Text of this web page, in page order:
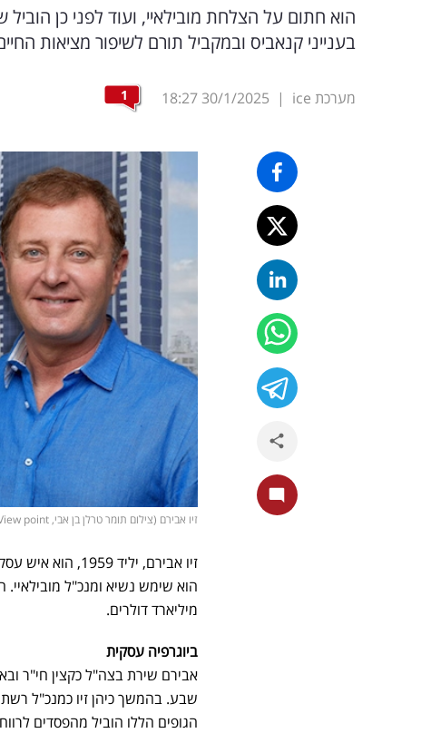
הוא חתום על הצלחת מובילאיי, ועוד לפני כן
בענייני קנאביס ובמקביל תורם לשיפור מציאות
מערכת ice |
30/1/2025
18:27
1
זיו אבירם (צילום תומר טרלן בן אבי, View point)
זיו אבירם, יליד
מיליארד דולרים.
ביוגרפיה עסקית
שבע. בהמשך כיהן זיו כמנכ"ל
הגופים הללו הוביל מהפסדים